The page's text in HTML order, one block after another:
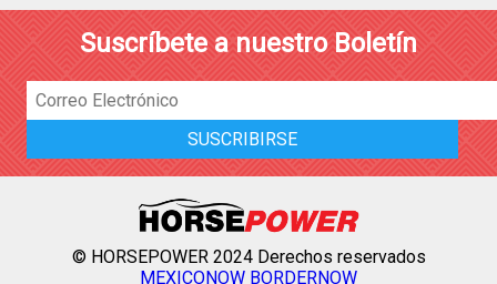
Suscríbete a nuestro Boletín
© HORSEPOWER 2024 Derechos reservados
MEXICONOW BORDERNOW